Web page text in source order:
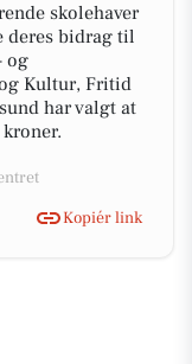
skolehaver
deres bidrag til
og
Kultur, Fritid
har valgt at
Kopiér link